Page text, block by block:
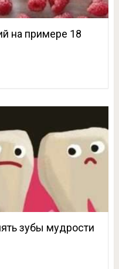
на примере 18
зубы мудрости